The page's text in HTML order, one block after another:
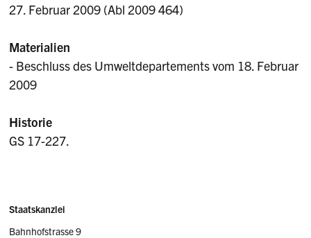
27. Februar 2009 (Abl 2009 464)
Materialien
- Beschluss des Umweltdepartements vom 18. Februar
2009
Historie
GS 17-227.
Sidebar
Adresse
Staatskanzlei
Bahnhofstrasse 9